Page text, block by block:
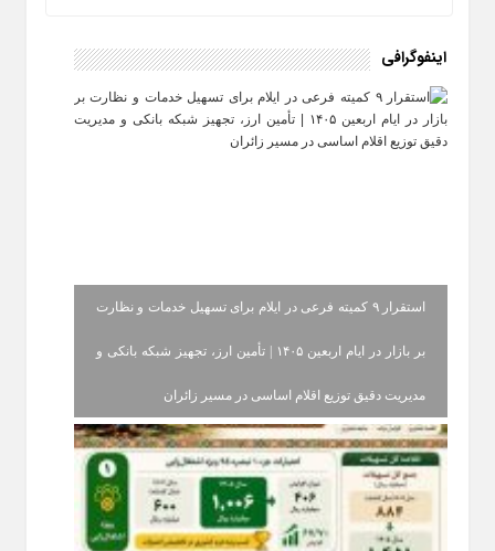
اینفوگرافی
استقرار ۹ کمیته فرعی در ایلام برای تسهیل خدمات و نظارت
بر بازار در ایام اربعین ۱۴۰۵ | تأمین ارز، تجهیز شبکه بانکی و
مدیریت دقیق توزیع اقلام اساسی در مسیر زائران